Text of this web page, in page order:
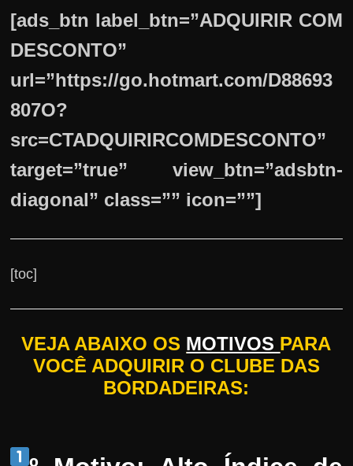
[ads_btn label_btn=”ADQUIRIR COM
DESCONTO”
url=”https://go.hotmart.com/D88693
807O?
src=CTADQUIRIRCOMDESCONTO”
target=”true” view_btn=”adsbtn-
diagonal” class=”” icon=””]
[toc]
VEJA ABAIXO OS MOTIVOS PARA
VOCÊ ADQUIRIR O CLUBE DAS
BORDADEIRAS: